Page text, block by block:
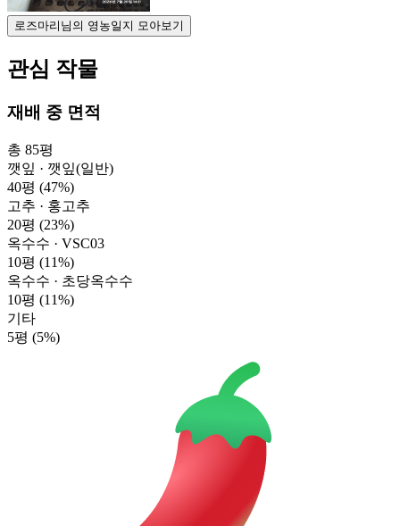
로즈마리님의 영농일지 모아보기
관심 작물
재배 중 면적
총 85평
깻잎 · 깻잎(일반)
40평 (47%)
고추 · 홍고추
20평 (23%)
옥수수 · VSC03
10평 (11%)
옥수수 · 초당옥수수
10평 (11%)
기타
5평 (5%)